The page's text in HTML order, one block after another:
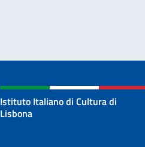
Istituto Italiano di Cultura di
Lisbona